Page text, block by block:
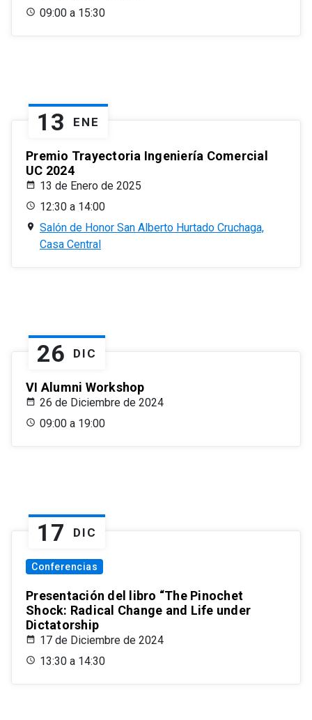
09:00 a 15:30
13 ENE
Premio Trayectoria Ingeniería Comercial
UC 2024
13 de Enero de 2025
12:30 a 14:00
Salón de Honor San Alberto Hurtado Cruchaga,
Casa Central
26 DIC
VI Alumni Workshop
26 de Diciembre de 2024
09:00 a 19:00
17 DIC
Conferencias
Presentación del libro “The Pinochet
Shock: Radical Change and Life under
Dictatorship
17 de Diciembre de 2024
13:30 a 14:30